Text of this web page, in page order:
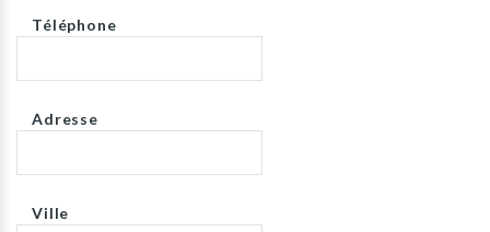
Téléphone
Adresse
Ville